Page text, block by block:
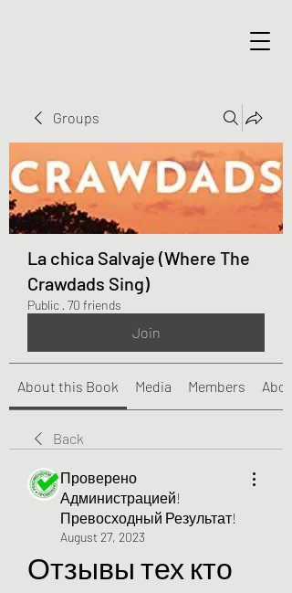
Groups
La chica Salvaje (Where The
Crawdads Sing)
Public · 70 friends
Join
About this Book Media Members About
Back
Проверено
Администрацией!
Превосходный Результат!
August 27, 2023
Отзывы тех кто